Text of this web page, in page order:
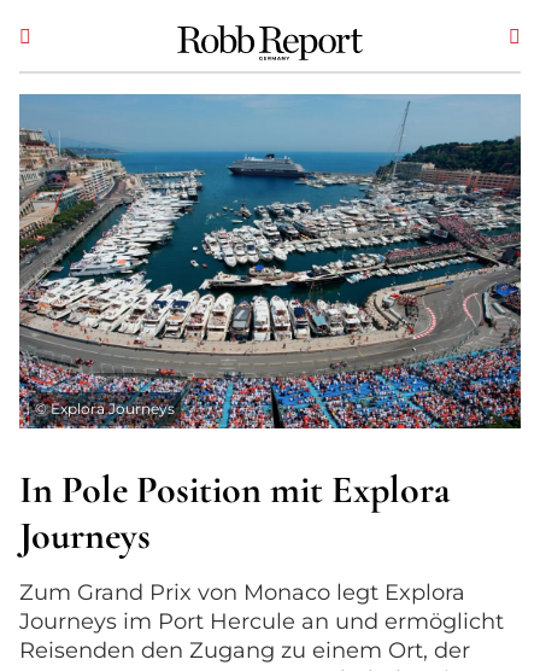
© Explora Journeys
In Pole Position mit Explora
Journeys
Zum Grand Prix von Monaco legt Explora
Journeys im Port Hercule an und ermöglicht
Reisenden den Zugang zu einem Ort, der